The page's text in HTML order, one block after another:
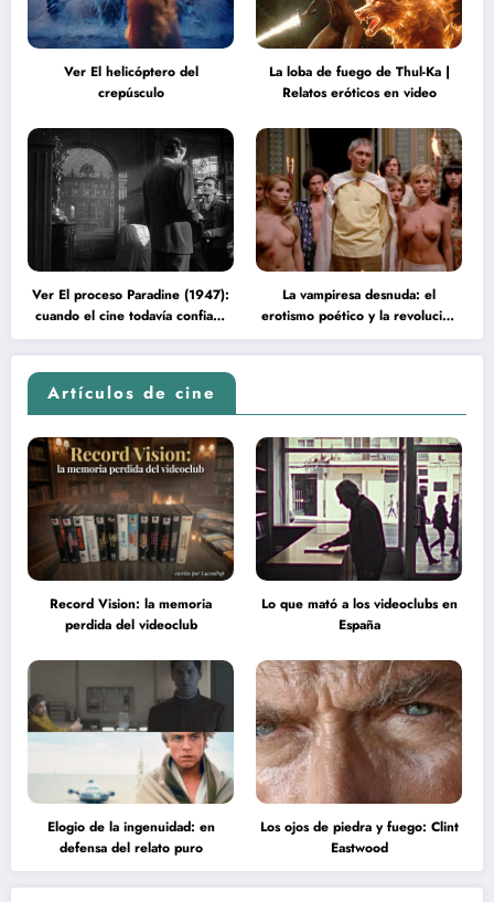
Ver El helicóptero del
crepúsculo
La loba de fuego de Thul-Ka |
Relatos eróticos en video
Ver El proceso Paradine (1947):
cuando el cine todavía confiaba
en la inteligencia del espectador
La vampiresa desnuda: el
erotismo poético y la revolución
psicodélica de Jean Rollin
Artículos de cine
Record Vision: la memoria
perdida del videoclub
Lo que mató a los videoclubs en
España
Elogio de la ingenuidad: en
defensa del relato puro
Los ojos de piedra y fuego: Clint
Eastwood